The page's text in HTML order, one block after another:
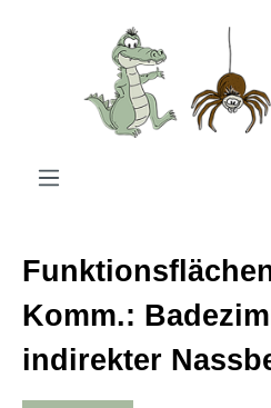
Zum Hauptinhalt springen
Komm.:
indirekter